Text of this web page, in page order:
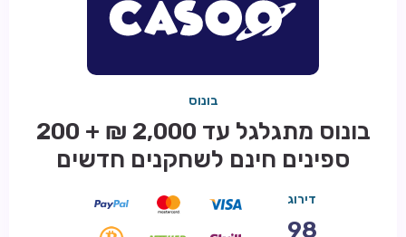
בונוס
בונוס מתגלגל עד 2,000 ₪ + 200
ספינים חינם לשחקנים חדשים
דירוג
98